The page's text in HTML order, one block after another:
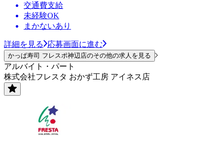
交通費支給
未経験OK
まかないあり
詳細を見る 応募画面に進む
かっぱ寿司 フレスポ神辺店のその他の求人を見る
アルバイト・パート
株式会社フレスタ おかず工房 アイネス店